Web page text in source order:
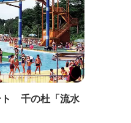
ト 千の杜「流水